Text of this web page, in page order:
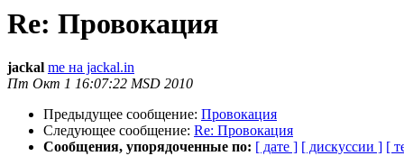
Re: Провокация
jackal me на jackal.in
Пт Окт 1 16:07:22 MSD 2010
Предыдущее сообщение: Провокация
Следующее сообщение: Re: Провокация
Сообщения, упорядоченные по: [ дате ] [ дискуссии ] [